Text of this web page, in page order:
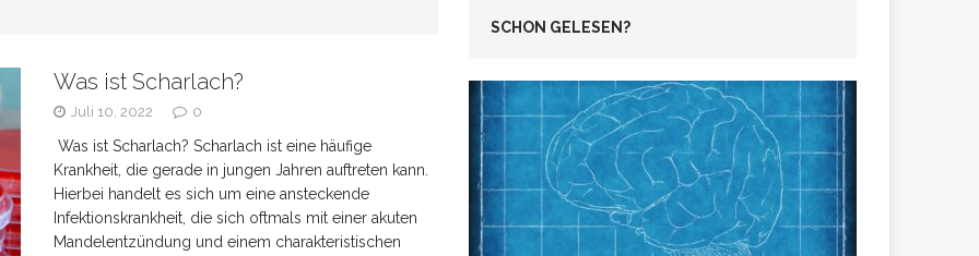
Banken verschweigen –
bei Tagesgeldangeboten richtig deuten
Was ist Scharlach?
Juli 10, 2022 0
Was ist Scharlach? Scharlach ist eine häufige
Krankheit, die gerade in jungen Jahren auftreten kann.
Hierbei handelt es sich um eine ansteckende
Infektionskrankheit, die sich oftmals mit einer akuten
Mandelentzündung und einem charakteristischen
SCHON GELESEN?